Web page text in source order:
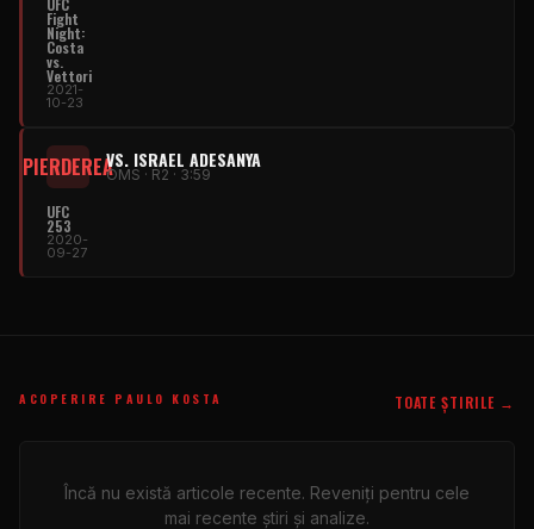
Fight
Night:
Costa
vs.
Vettori
2021-
10-23
PIERDEREAVS. ISRAEL ADESANYA
OMS · R2 · 3:59
UFC
253
2020-
09-27
ACOPERIRE PAULO KOSTA TOATE ȘTIRILE →
Încă nu există articole recente. Reveniți pentru cele
mai recente știri și analize.